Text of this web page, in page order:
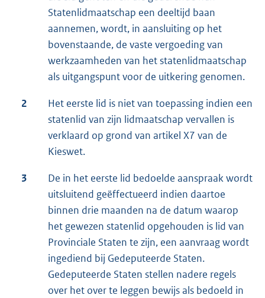
Statenlidmaatschap een deeltijd baan
aannemen, wordt, in aansluiting op het
bovenstaande, de vaste vergoeding van
werkzaamheden van het statenlidmaatschap
als uitgangspunt voor de uitkering genomen.
2
Het eerste lid is niet van toepassing indien een
statenlid van zijn lidmaatschap vervallen is
verklaard op grond van artikel X7 van de
Kieswet.
3
De in het eerste lid bedoelde aanspraak wordt
uitsluitend geëffectueerd indien daartoe
binnen drie maanden na de datum waarop
het gewezen statenlid opgehouden is lid van
Provinciale Staten te zijn, een aanvraag wordt
ingediend bij Gedeputeerde Staten.
Gedeputeerde Staten stellen nadere regels
over het over te leggen bewijs als bedoeld in